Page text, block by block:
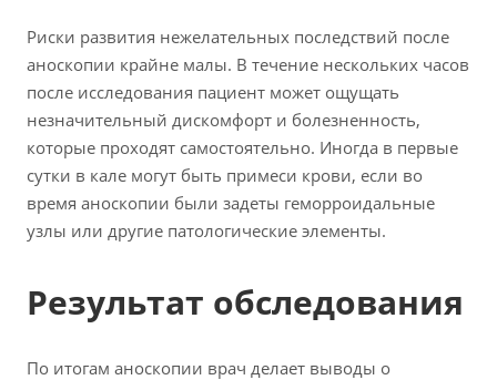
Риски развития нежелательных последствий после
аноскопии крайне малы. В течение нескольких часов
после исследования пациент может ощущать
незначительный дискомфорт и болезненность,
которые проходят самостоятельно. Иногда в первые
сутки в кале могут быть примеси крови, если во
время аноскопии были задеты геморроидальные
узлы или другие патологические элементы.
Результат обследования
По итогам аноскопии врач делает выводы о